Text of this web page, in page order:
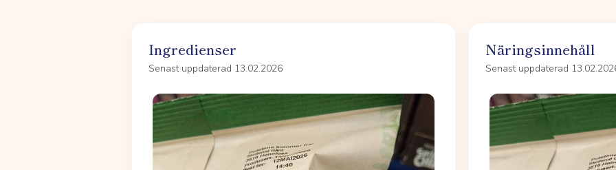
Ingredienser
Senast uppdaterad 13.02.2026
Näringsinnehåll
Senast uppdaterad